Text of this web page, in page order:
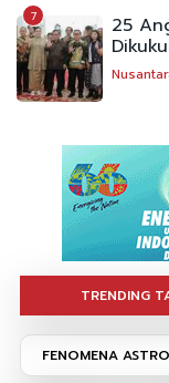
7 25
TRENDING
FENOMENA